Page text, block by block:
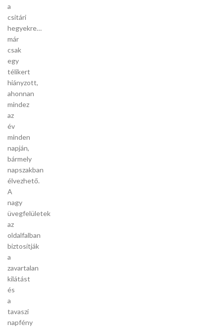
a
csitári
hegyekre…
már
csak
egy
télikert
hiányzott,
ahonnan
mindez
az
év
minden
napján,
bármely
napszakban
élvezhető.
A
nagy
üvegfelületek
az
oldalfalban
biztosítják
a
zavartalan
kilátást
és
a
tavaszi
napfény